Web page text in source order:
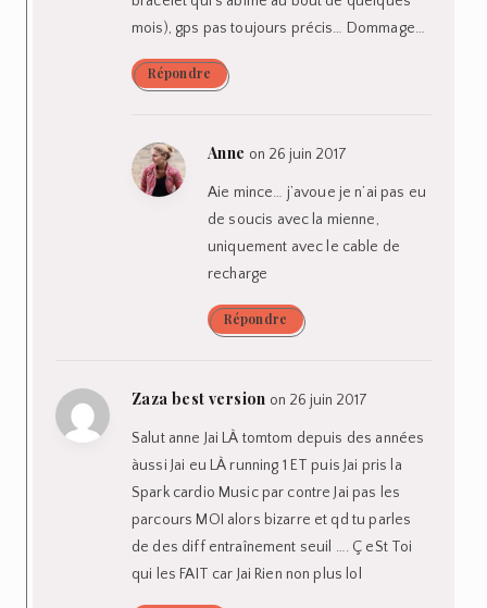
mois), gps pas toujours précis… Dommage…
Répondre
Anne on 26 juin 2017
Aie mince… j’avoue je n’ai pas eu
de soucis avec la mienne,
uniquement avec le cable de
recharge
Répondre
Zaza best version on 26 juin 2017
Salut anne Jai LÀ tomtom depuis des années
àussi Jai eu LÀ running 1 ET puis Jai pris la
Spark cardio Music par contre Jai pas les
parcours MOI alors bizarre et qd tu parles
de des diff entraînement seuil …. Ç eSt Toi
qui les FAIT car Jai Rien non plus lol